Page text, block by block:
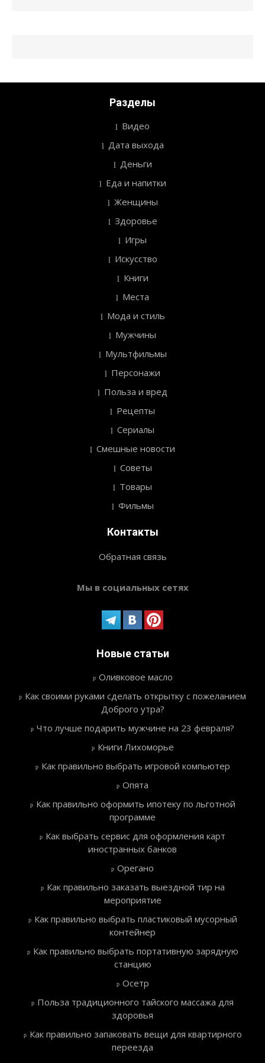
Разделы
Видео
Дата выхода
Деньги
Еда и напитки
Женщины
Здоровье
Игры
Искусство
Книги
Места
Мода и стиль
Мужчины
Мультфильмы
Персонажи
Польза и вред
Рецепты
Сериалы
Смешные новости
Советы
Товары
Фильмы
Контакты
Обратная связь
Мы в социальных сетях
Новые статьи
Оливковое масло
Как своими руками сделать открытку с пожеланием
Доброго утра?
Что лучше подарить мужчине на 23 февраля?
Книги Лихоморье
Как правильно выбрать игровой компьютер
Опята
Как правильно оформить ипотеку по льготной
программе
Как выбрать сервис для оформления карт
иностранных банков
Орегано
Как правильно заказать выездной тир на
мероприятие
Как правильно выбрать пластиковый мусорный
контейнер
Как правильно выбрать портативную зарядную
станцию
Осетр
Польза традиционного тайского массажа для
здоровья
Как правильно запаковать вещи для квартирного
переезда